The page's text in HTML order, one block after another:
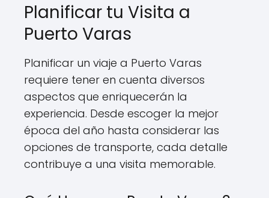
Planificar tu Visita a
Puerto Varas
Planificar un viaje a Puerto Varas
requiere tener en cuenta diversos
aspectos que enriquecerán la
experiencia. Desde escoger la mejor
época del año hasta considerar las
opciones de transporte, cada detalle
contribuye a una visita memorable.